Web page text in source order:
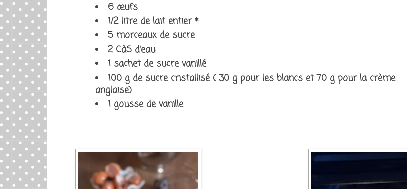
6 œufs
1/2 litre de lait entier *
5 morceaux de sucre
2 CàS d'eau
1 sachet de sucre vanillé
100 g de sucre cristallisé ( 30 g pour les blancs et 70 g pour la crème
anglaise)
1 gousse de vanille